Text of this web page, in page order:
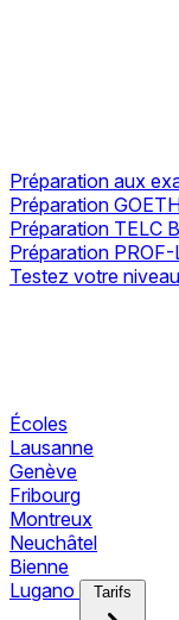
Préparation aux
Préparation
Préparation TELC
Préparation PROF-
Testez votre
Écoles
Lausanne
Genève
Fribourg
Montreux
Neuchâtel
Bienne
Lugano
Tarifs